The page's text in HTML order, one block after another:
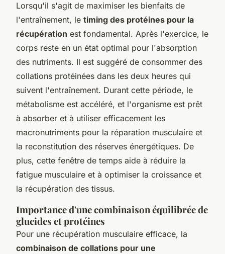
Lorsqu'il s'agit de maximiser les bienfaits de
l'entraînement, le timing des protéines pour la
récupération est fondamental. Après l'exercice, le
corps reste en un état optimal pour l'absorption
des nutriments. Il est suggéré de consommer des
collations protéinées dans les deux heures qui
suivent l'entraînement. Durant cette période, le
métabolisme est accéléré, et l'organisme est prêt
à absorber et à utiliser efficacement les
macronutriments pour la réparation musculaire et
la reconstitution des réserves énergétiques. De
plus, cette fenêtre de temps aide à réduire la
fatigue musculaire et à optimiser la croissance et
la récupération des tissus.
Importance d'une combinaison équilibrée de
glucides et protéines
Pour une récupération musculaire efficace, la
combinaison de collations pour une